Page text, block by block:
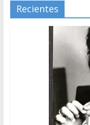
Recientes